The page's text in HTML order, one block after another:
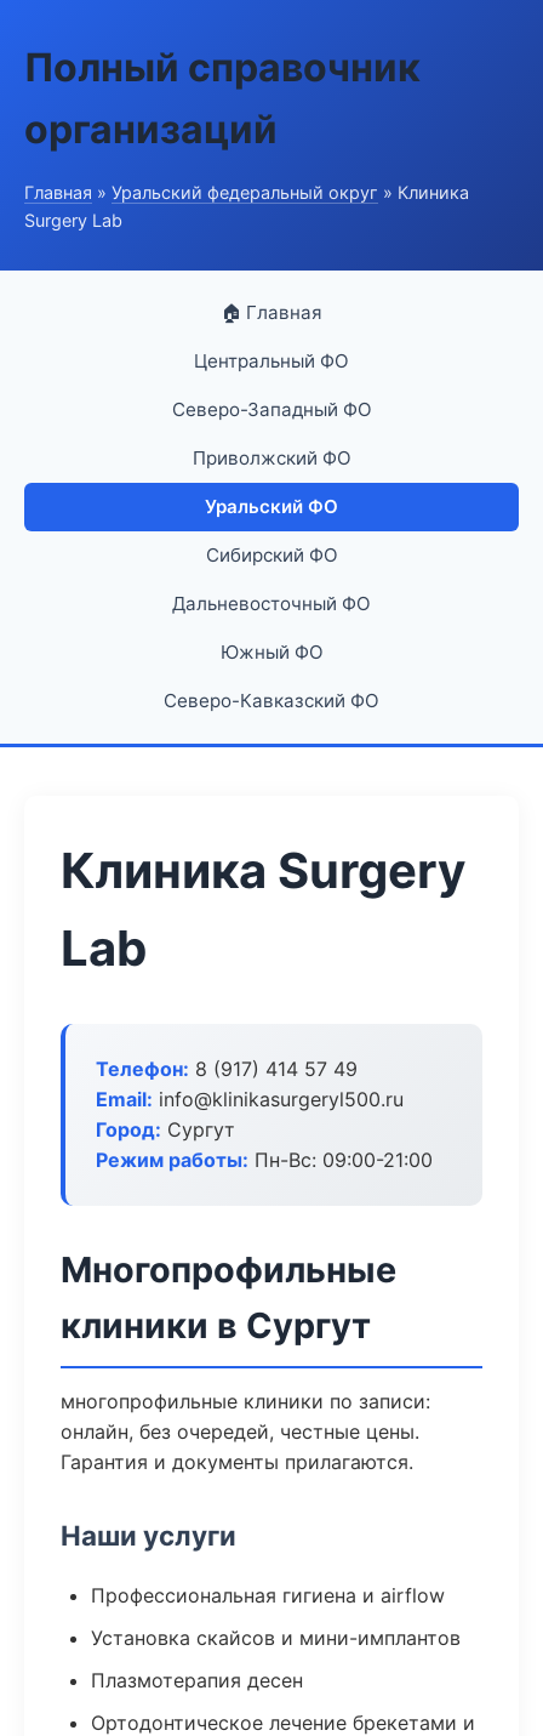
Полный справочник
организаций
Главная » Уральский федеральный округ » Клиника
Surgery Lab
🏠 Главная
Центральный ФО
Северо-Западный ФО
Приволжский ФО
Уральский ФО
Сибирский ФО
Дальневосточный ФО
Южный ФО
Северо-Кавказский ФО
Клиника Surgery
Lab
Телефон: 8 (917) 414 57 49
Email: info@klinikasurgeryl500.ru
Город: Сургут
Режим работы: Пн-Вс: 09:00-21:00
Многопрофильные
клиники в Сургут
многопрофильные клиники по записи:
онлайн, без очередей, честные цены.
Гарантия и документы прилагаются.
Наши услуги
Профессиональная гигиена и airflow
Установка скайсов и мини-имплантов
Плазмотерапия десен
Ортодонтическое лечение брекетами и